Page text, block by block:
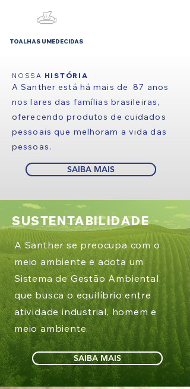
TOALHAS UMEDECIDAS
NOSSA HISTÓRIA
A Santher está há mais de 87 anos
nos lares das famílias brasileiras,
oferecendo produtos de cuidados
pessoais que melhoram a vida das
pessoas.
SAIBA MAIS
SUSTENTABILIDADE
A Santher se preocupa com o
meio ambiente e adota um
Sistema de Gestão Ambiental
que busca o equilíbrio entre
atividade industrial, homem e
meio ambiente.
SAIBA MAIS